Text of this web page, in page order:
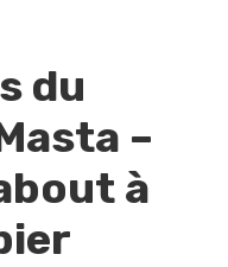
du
–
à